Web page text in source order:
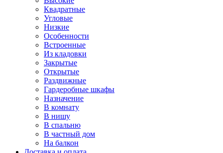
Квадратные
Угловые
Низкие
Особенности
Встроенные
Из кладовки
Закрытые
Открытые
Раздвижные
Гардеробные шкафы
Назначение
В комнату
В нишу
В спальню
В частный дом
На балкон